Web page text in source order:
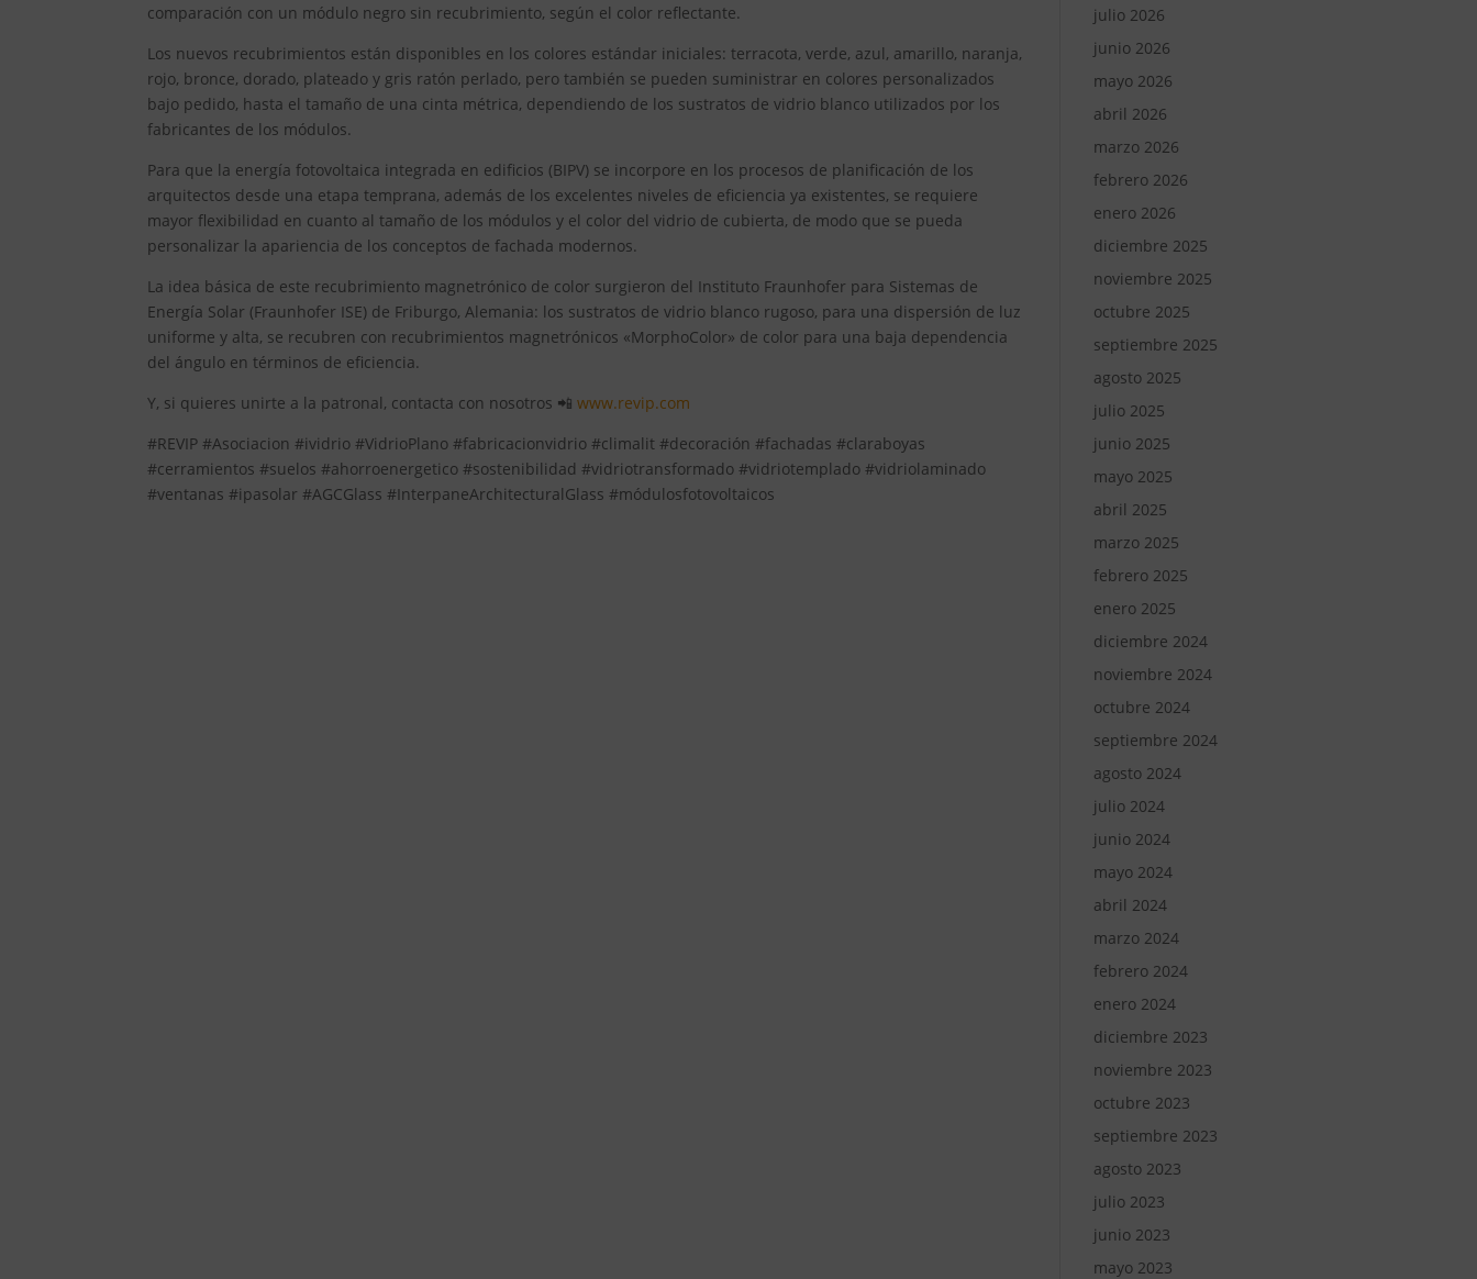
comparación con un módulo negro sin recubrimiento, según el color reflectante.
Los nuevos recubrimientos están disponibles en los colores estándar iniciales: terracota, verde, azul, amarillo, naranja,
rojo, bronce, dorado, plateado y gris ratón perlado, pero también se pueden suministrar en colores personalizados
bajo pedido, hasta el tamaño de una cinta métrica, dependiendo de los sustratos de vidrio blanco utilizados por los
fabricantes de los módulos.
Para que la energía fotovoltaica integrada en edificios (BIPV) se incorpore en los procesos de planificación de los
arquitectos desde una etapa temprana, además de los excelentes niveles de eficiencia ya existentes, se requiere
mayor flexibilidad en cuanto al tamaño de los módulos y el color del vidrio de cubierta, de modo que se pueda
personalizar la apariencia de los conceptos de fachada modernos.
La idea básica de este recubrimiento magnetrónico de color surgieron del Instituto Fraunhofer para Sistemas de
Energía Solar (Fraunhofer ISE) de Friburgo, Alemania: los sustratos de vidrio blanco rugoso, para una dispersión de luz
uniforme y alta, se recubren con recubrimientos magnetrónicos «MorphoColor» de color para una baja dependencia
del ángulo en términos de eficiencia.
Y, si quieres unirte a la patronal, contacta con nosotros 📲www.revip.com
#REVIP #Asociacion #ividrio #VidrioPlano #fabricacionvidrio #climalit #decoración #fachadas #claraboyas
#cerramientos #suelos #ahorroenergetico #sostenibilidad #vidriotransformado #vidriotemplado #vidriolaminado
#ventanas #ipasolar #AGCGlass #InterpaneArchitecturalGlass #módulosfotovoltaicos
julio 2026
junio 2026
mayo 2026
abril 2026
marzo 2026
febrero 2026
enero 2026
diciembre 2025
noviembre 2025
octubre 2025
septiembre 2025
agosto 2025
julio 2025
junio 2025
mayo 2025
abril 2025
marzo 2025
febrero 2025
enero 2025
diciembre 2024
noviembre 2024
octubre 2024
septiembre 2024
agosto 2024
julio 2024
junio 2024
mayo 2024
abril 2024
marzo 2024
febrero 2024
enero 2024
diciembre 2023
noviembre 2023
octubre 2023
septiembre 2023
agosto 2023
julio 2023
junio 2023
mayo 2023